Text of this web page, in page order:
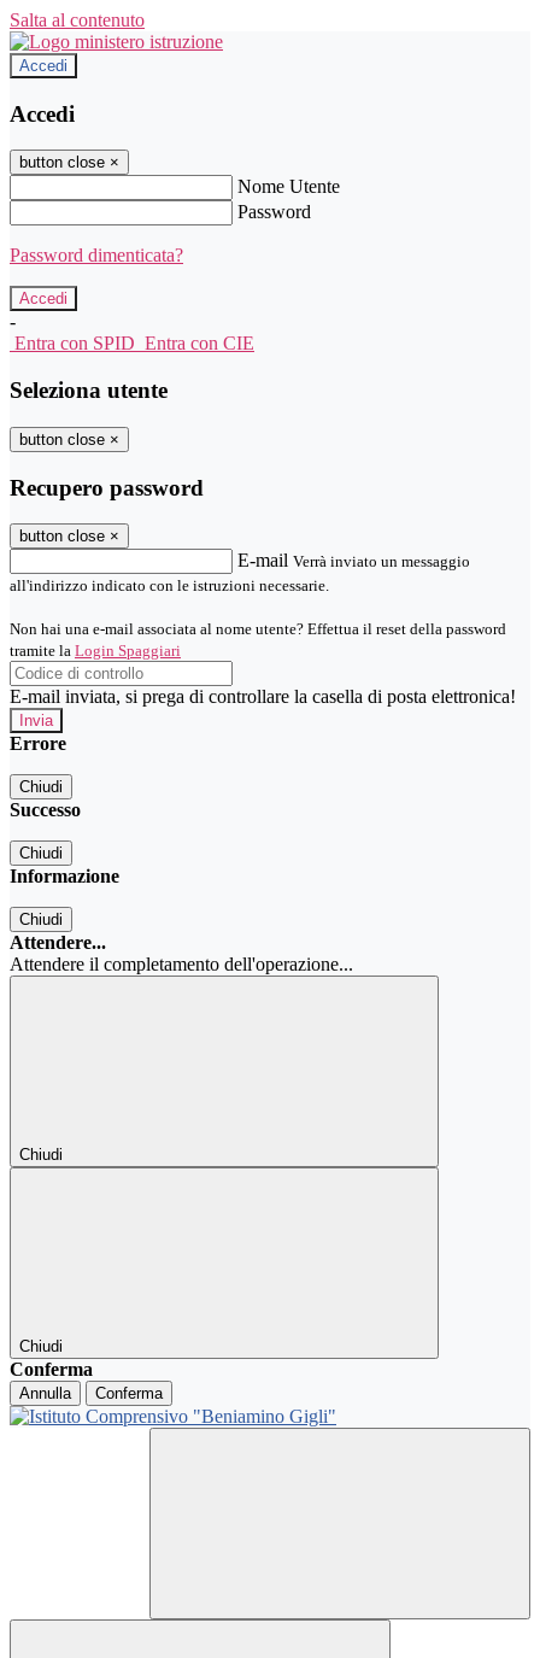
Salta al contenuto
Accedi
Accedi
button close ×
Nome Utente
Password
Password dimenticata?
-
Entra con SPID Entra con CIE
Seleziona utente
button close ×
Recupero password
button close ×
E-mail Verrà inviato un messaggio
all'indirizzo indicato con le istruzioni necessarie.
Non hai una e-mail associata al nome utente? Effettua il reset della password
tramite la Login Spaggiari
E-mail inviata, si prega di controllare la casella di posta elettronica!
Errore
Chiudi
Successo
Chiudi
Informazione
Chiudi
Attendere...
Attendere il completamento dell'operazione...
Chiudi
Chiudi
Conferma
Annulla Conferma